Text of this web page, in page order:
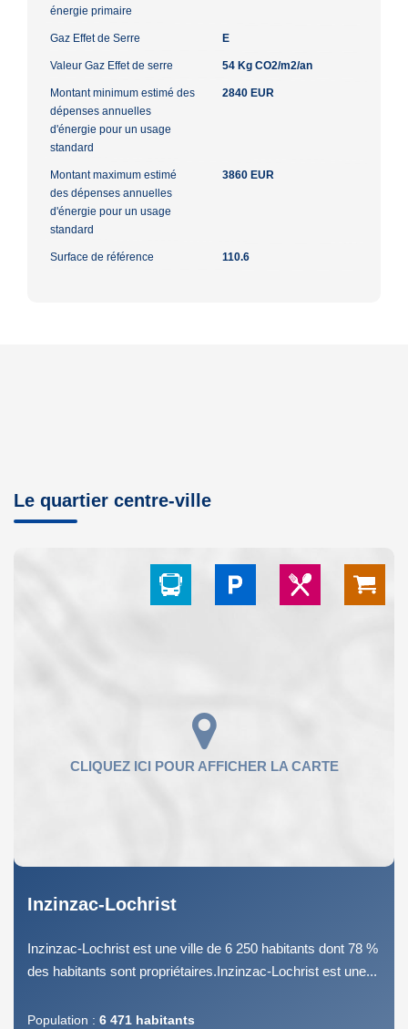
énergie primaire
Gaz Effet de Serre E
Valeur Gaz Effet de serre 54 Kg CO2/m2/an
Montant minimum estimé des
dépenses annuelles
d'énergie pour un usage
standard
2840 EUR
Montant maximum estimé
des dépenses annuelles
d'énergie pour un usage
standard
3860 EUR
Surface de référence 110.6
Le quartier centre-ville
Inzinzac-Lochrist
Inzinzac-Lochrist est une ville de 6 250 habitants dont 78 %
des habitants sont propriétaires.Inzinzac-Lochrist est une...
Population : 6 471 habitants